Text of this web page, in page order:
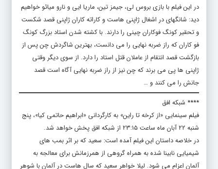
در این فیلم با بازی بروس لی، جیمز تین، ماریا ایی و نارو میائو خواهیم
دید: شانگهای در اشغال ژاپنی هاست و کاراته کاران ژاپنی قصد شکست
و تحقیر کونگ فوکاران چینی را دارند. با کشته شدن استاد بزرگ کونگ
فو کاران که راز ضربه نهایی را می دانست، بهترین شاگردش چن پس از
بازگشت قصد انتقام از عاملان قتل استاد را دارد. از سوی دیگر وقتی
ژاپنی ها پی می برند که چن نیز از راز ضربه نهایی آگاه است قصد
جانش را می کنند و …
**** شبکه افق
فیلم سینمایی «از کرخه تا راین» به کارگردانی «ابراهیم حاتمی کیا»، پنج
شنبه ۲۲ آبان ماه ساعت ۲۳:۱۵ از شبکه افق پخش خواهد شد.
در خلاصه داستان این فیلم آمده است: سعید که بر اثر بمب های
شیمیایی نابینا شده به همراه گروهی از همرزمانش برای معالجه به
آلمان اعزام می شود. لیلا خواهر سعید که سال هاست در آلمان با شوهر